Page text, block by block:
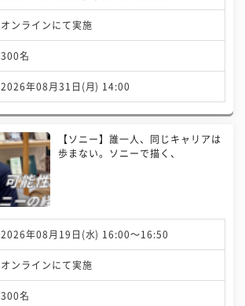
オンラインにて実施
300名
2026年08月31日(月) 14:00
【ソニー】誰一人、同じキャリアは
歩まない。ソニーで描く、
2026年08月19日(水) 16:00〜16:50
オンラインにて実施
300名